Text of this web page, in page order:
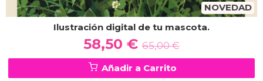
NOVEDAD
Ilustración digital de tu mascota.
58,50 € 65,00 €
Añadir a Carrito